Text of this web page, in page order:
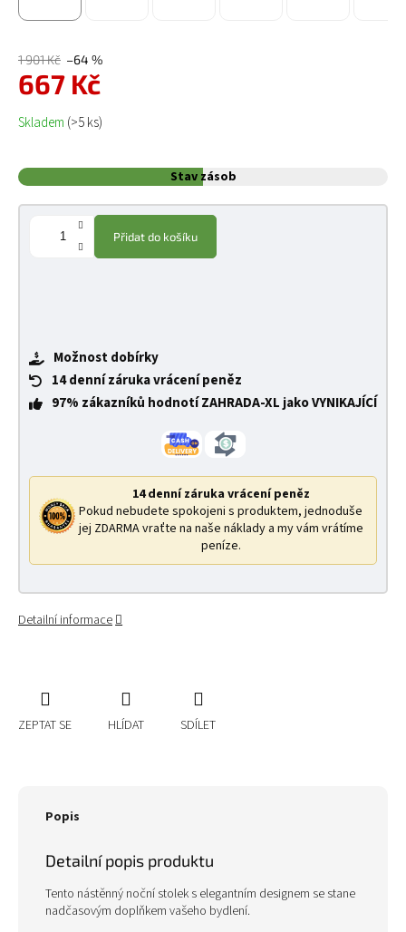
1 901 Kč –64 %
667 Kč
Měrná cena:
Skladem (>5 ks)
Stav zásob
Přidat do košíku
Možnost dobírky
14 denní záruka vrácení peněz
97% zákazníků hodnotí ZAHRADA-XL jako VYNIKAJÍCÍ
14 denní záruka vrácení peněz
Pokud nebudete spokojeni s produktem, jednoduše
jej ZDARMA vraťte na naše náklady a my vám vrátíme
peníze.
Detailní informace
ZEPTAT SE HLÍDAT SDÍLET
Popis
Detailní popis produktu
Tento nástěnný noční stolek s elegantním designem se stane
nadčasovým doplňkem vašeho bydlení.